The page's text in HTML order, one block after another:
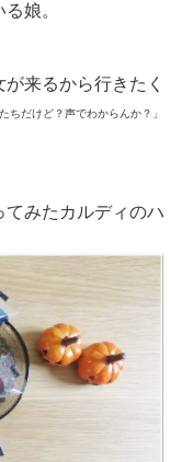
娘。
来るから行きたく
ちだけど？声でわからんか？」
みたカルディのハ